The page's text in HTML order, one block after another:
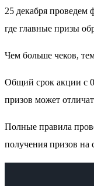
25 декабря проведем
где главные призы
Чем больше чеков,
Общий срок акции с
призов может
Полные правила
получения призов на